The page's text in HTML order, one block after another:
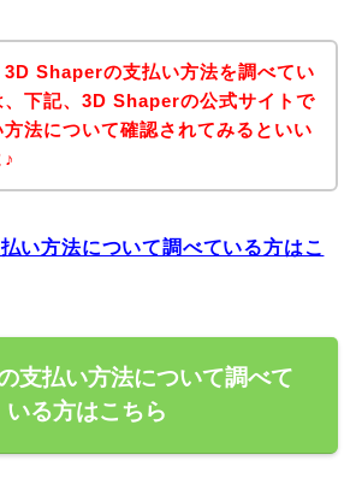
3D Shaperの支払い方法を調べてい
、下記、3D Shaperの公式サイトで
方法について確認されてみるといい
い方法について調べている方はこ
支払い方法について調べて
いる方はこちら